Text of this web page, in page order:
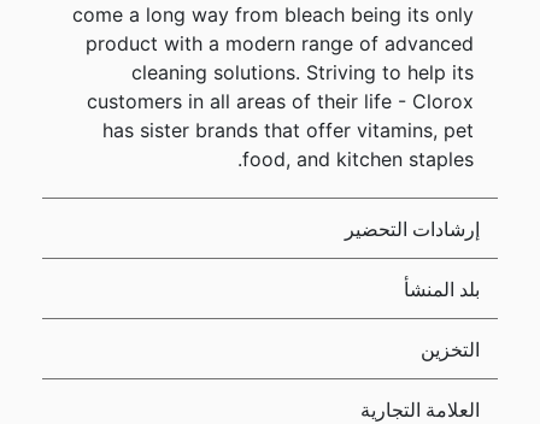
come a long way from bleach being its only
product with a modern range of advanced
cleaning solutions. Striving to help its
customers in all areas of their life - Clorox
has sister brands that offer vitamins, pet
food, and kitchen staples.
إرشادات التحضير
بلد المنشأ
التخزين
العلامة التجارية